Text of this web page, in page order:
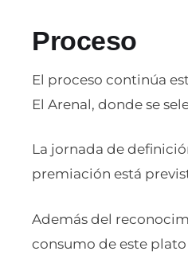
Proceso
El proceso continúa
El Arenal, donde se
La jornada de
premiación está
Además del
consumo de este